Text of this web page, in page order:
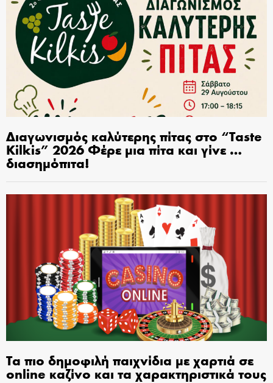
Διαγωνισμός καλύτερης πίτας στο “Taste
Kilkis” 2026 Φέρε μια πίτα και γίνε …
διασημόπιτα!
Τα πιο δημοφιλή παιχνίδια με χαρτιά σε
online καζίνο και τα χαρακτηριστικά τους